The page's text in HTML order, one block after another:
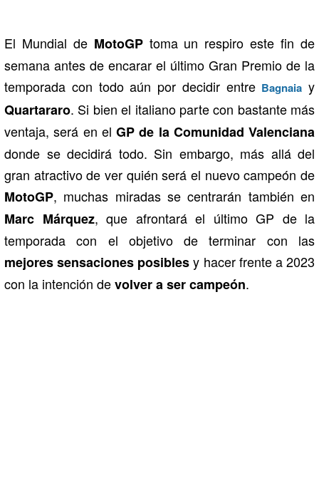
El Mundial de MotoGPtoma un respiro este fin de
semana antes de encarar el último Gran Premio de la
temporada con todo aún por decidir entre Bagnaia y
Quartararo. Si bien el italiano parte con bastante más
ventaja, será en el GP de la Comunidad Valenciana
donde se decidirá todo. Sin embargo, más allá del
gran atractivo de ver quién será el nuevo campeón de
MotoGP, muchas miradas se centrarán también en
Marc Márquez, que afrontará el último GP de la
temporada con el objetivo de terminar con las
mejores sensaciones posiblesy hacer frente a 2023
con la intención devolver a ser campeón.